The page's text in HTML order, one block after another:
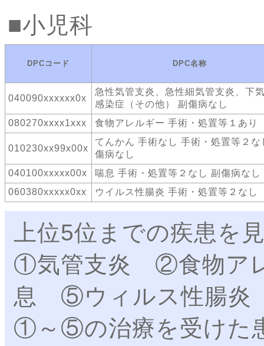
小児科
DPCコード DPC名称
040090xxxxxx0x
急性気管支炎、急性細気管支炎、下
感染症（その他） 副傷病なし
080270xxxx1xxx
食物アレルギー 手術・処置等１あり
010230xx99x00x
てんかん 手術なし 手術・処置等２な
傷病なし
040100xxxxx00x
喘息 手術・処置等２なし 副傷病なし
060380xxxxx0xx
ウイルス性腸炎 手術・処置等２なし
上位5位までの疾患を
①気管支炎 ②食物
息 ⑤ウィルス性腸炎
①～⑤の治療を受けた